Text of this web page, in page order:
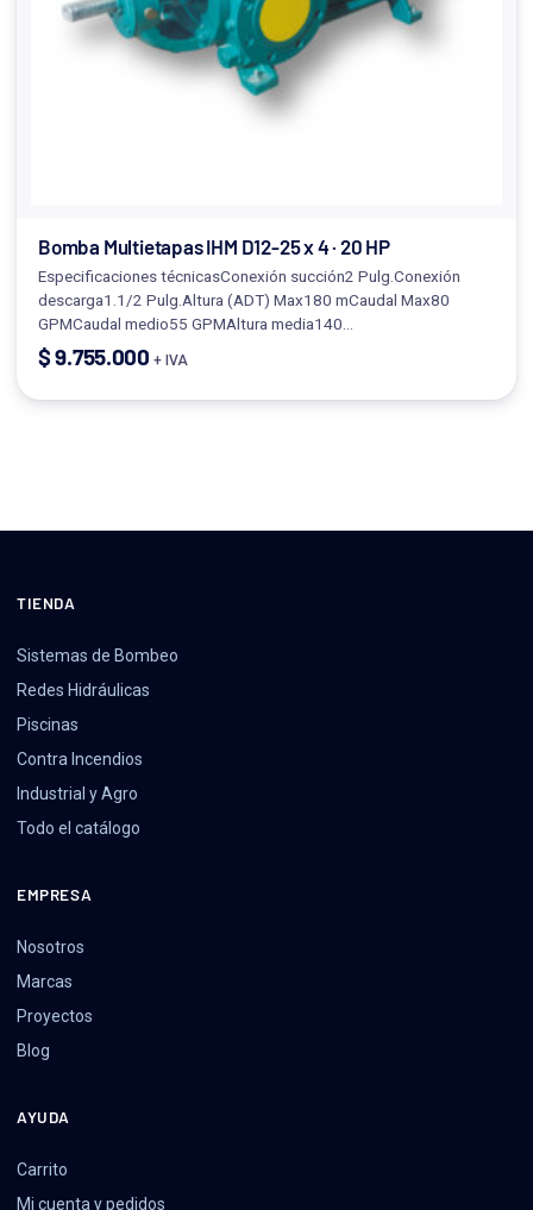
Bomba Multietapas IHM D12-25 x 4 · 20 HP
Especificaciones técnicasConexión succión2 Pulg.Conexión
descarga1.1/2 Pulg.Altura (ADT) Max180 mCaudal Max80
GPMCaudal medio55 GPMAltura media140…
$9.755.000 + IVA
TIENDA
Sistemas de Bombeo
Redes Hidráulicas
Piscinas
Contra Incendios
Industrial y Agro
Todo el catálogo
EMPRESA
Nosotros
Marcas
Proyectos
Blog
AYUDA
Carrito
Mi cuenta y pedidos